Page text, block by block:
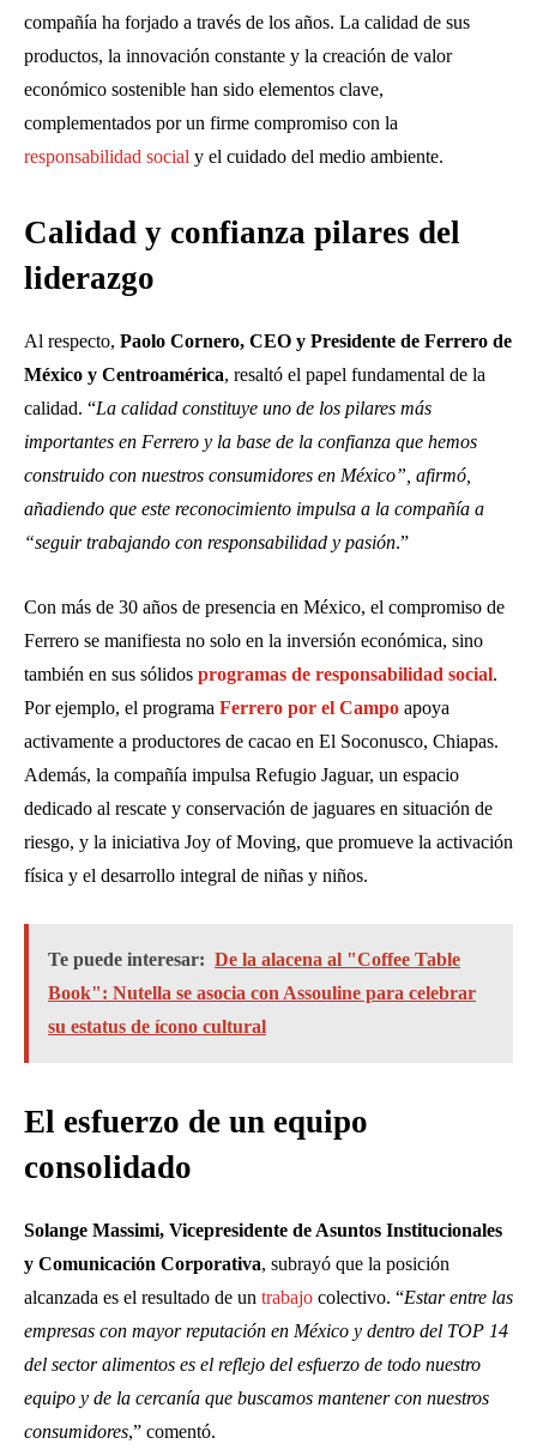
compañía ha forjado a través de los años. La calidad de sus
productos, la innovación constante y la creación de valor
económico sostenible han sido elementos clave,
complementados por un firme compromiso con la
responsabilidad social y el cuidado del medio ambiente.
Calidad y confianza pilares del
liderazgo
Al respecto, Paolo Cornero, CEO y Presidente de Ferrero de
México y Centroamérica, resaltó el papel fundamental de la
calidad. “La calidad constituye uno de los pilares más
importantes en Ferrero y la base de la confianza que hemos
construido con nuestros consumidores en México”, afirmó,
añadiendo que este reconocimiento impulsa a la compañía a
“seguir trabajando con responsabilidad y pasión.”
Con más de 30 años de presencia en México, el compromiso de
Ferrero se manifiesta no solo en la inversión económica, sino
también en sus sólidos programas de responsabilidad social.
Por ejemplo, el programa Ferrero por el Campo apoya
activamente a productores de cacao en El Soconusco, Chiapas.
Además, la compañía impulsa Refugio Jaguar, un espacio
dedicado al rescate y conservación de jaguares en situación de
riesgo, y la iniciativa Joy of Moving, que promueve la activación
física y el desarrollo integral de niñas y niños.
Te puede interesar: De la alacena al "Coffee Table
Book": Nutella se asocia con Assouline para celebrar
su estatus de ícono cultural
El esfuerzo de un equipo
consolidado
Solange Massimi, Vicepresidente de Asuntos Institucionales
y Comunicación Corporativa, subrayó que la posición
alcanzada es el resultado de un trabajo colectivo. “Estar entre las
empresas con mayor reputación en México y dentro del TOP 14
del sector alimentos es el reflejo del esfuerzo de todo nuestro
equipo y de la cercanía que buscamos mantener con nuestros
consumidores,” comentó.